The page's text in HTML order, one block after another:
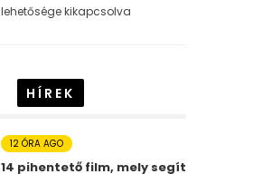
lehetősége kikapcsolva
HÍREK
12 ÓRA AGO
14 pihentető film, mely segít